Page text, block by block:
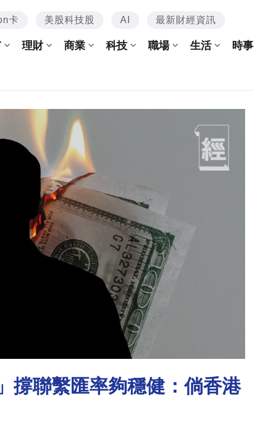
卡 美股科技股 AI 最新財經資訊
理財 商業 科技 職場 生活 時事
撐聯繫匯率夠穩健：倘香港